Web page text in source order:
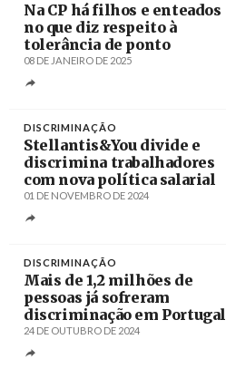
Na CP há filhos e enteados
no que diz respeito à
tolerância de ponto
08 DE JANEIRO DE 2025
DISCRIMINAÇÃO
Stellantis&You divide e
discrimina trabalhadores
com nova política salarial
01 DE NOVEMBRO DE 2024
DISCRIMINAÇÃO
Mais de 1,2 milhões de
pessoas já sofreram
discriminação em Portugal
24 DE OUTUBRO DE 2024